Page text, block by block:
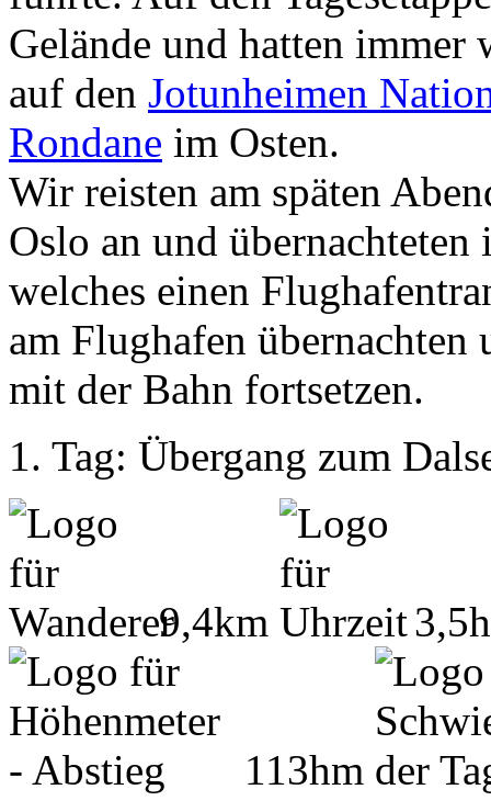
Gelände und hatten immer
auf den Jotunheimen
Rondane im Osten.
Wir reisten am späten
Oslo an und
welches einen
am Flughafen übernachten
mit der Bahn fortsetzen.
1. Tag: Übergang zum
9,4km
113hm